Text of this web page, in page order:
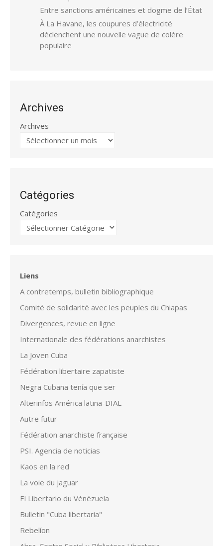
Entre sanctions américaines et dogme de l’État
À La Havane, les coupures d’électricité
déclenchent une nouvelle vague de colère
populaire
Archives
Archives
Catégories
Catégories
Liens
A contretemps, bulletin bibliographique
Comité de solidarité avec les peuples du Chiapas
Divergences, revue en ligne
Internationale des fédérations anarchistes
La Joven Cuba
Fédération libertaire zapatiste
Negra Cubana tenía que ser
Alterinfos América latina-DIAL
Autre futur
Fédération anarchiste française
PSI. Agencia de noticias
Kaos en la red
La voie du jaguar
El Libertario du Vénézuela
Bulletin "Cuba libertaria"
Rebelíon